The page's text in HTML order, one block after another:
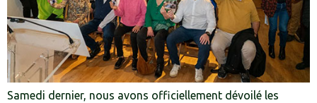
Samedi dernier, nous avons officiellement dévoilé les